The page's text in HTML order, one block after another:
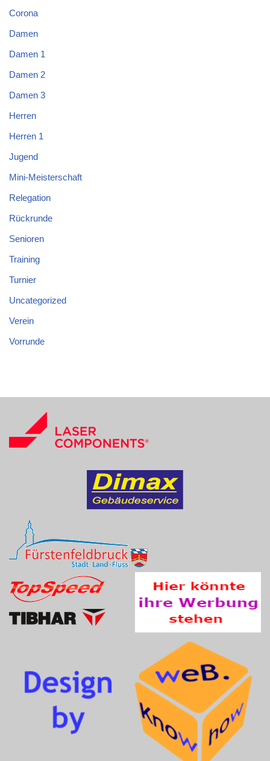
Corona
Damen
Damen 1
Damen 2
Damen 3
Herren
Herren 1
Jugend
Mini-Meisterschaft
Relegation
Rückrunde
Senioren
Training
Turnier
Uncategorized
Verein
Vorrunde